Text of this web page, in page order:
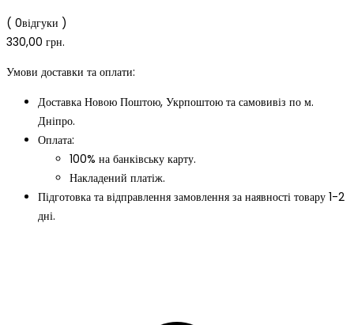
( 0відгуки )
330,00 грн.
Умови доставки та оплати:
Доставка Новою Поштою, Укрпоштою та самовивіз по м.
Дніпро.
Оплата:
100% на банківську карту.
Накладений платіж.
Підготовка та відправлення замовлення за наявності товару 1-2
дні.